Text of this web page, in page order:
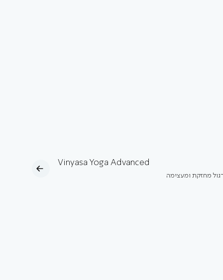
Vinyasa Yoga Advanced
מחזקת ומעצימה